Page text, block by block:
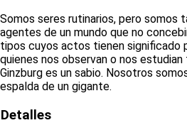
Somos seres rutinarios, pero somos
agentes de un mundo que no
tipos cuyos actos tienen significado
quienes nos observan o nos
Ginzburg es un sabio. Nosotros
espalda de un gigante.
Detalles